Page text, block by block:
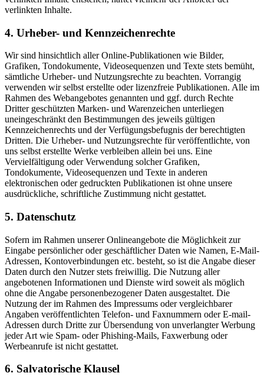
verlinkten Inhalte.
4. Urheber- und Kennzeichenrechte
Wir sind hinsichtlich aller Online-Publikationen wie Bilder,
Grafiken, Tondokumente, Videosequenzen und Texte stets bemüht,
sämtliche Urheber- und Nutzungsrechte zu beachten. Vorrangig
verwenden wir selbst erstellte oder lizenzfreie Publikationen. Alle im
Rahmen des Webangebotes genannten und ggf. durch Rechte
Dritter geschützten Marken- und Warenzeichen unterliegen
uneingeschränkt den Bestimmungen des jeweils gültigen
Kennzeichenrechts und der Verfügungsbefugnis der berechtigten
Dritten. Die Urheber- und Nutzungsrechte für veröffentlichte, von
uns selbst erstellte Werke verbleiben allein bei uns. Eine
Vervielfältigung oder Verwendung solcher Grafiken,
Tondokumente, Videosequenzen und Texte in anderen
elektronischen oder gedruckten Publikationen ist ohne unsere
ausdrückliche, schriftliche Zustimmung nicht gestattet.
5. Datenschutz
Sofern im Rahmen unserer Onlineangebote die Möglichkeit zur
Eingabe persönlicher oder geschäftlicher Daten wie Namen, E-Mail-
Adressen, Kontoverbindungen etc. besteht, so ist die Angabe dieser
Daten durch den Nutzer stets freiwillig. Die Nutzung aller
angebotenen Informationen und Dienste wird soweit als möglich
ohne die Angabe personenbezogener Daten ausgestaltet. Die
Nutzung der im Rahmen des Impressums oder vergleichbarer
Angaben veröffentlichten Telefon- und Faxnummern oder E-mail-
Adressen durch Dritte zur Übersendung von unverlangter Werbung
jeder Art wie Spam- oder Phishing-Mails, Faxwerbung oder
Werbeanrufe ist nicht gestattet.
6. Salvatorische Klausel